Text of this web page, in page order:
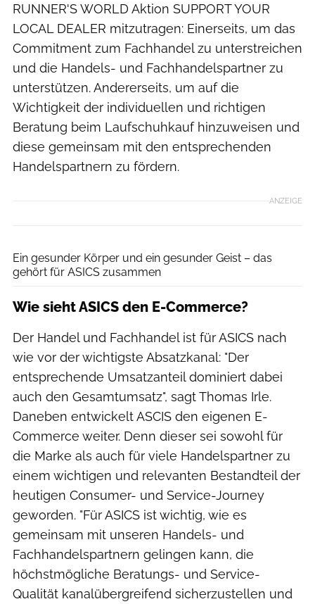
RUNNER'S WORLD Aktion SUPPORT YOUR
LOCAL DEALER mitzutragen: Einerseits, um das
Commitment zum Fachhandel zu unterstreichen
und die Handels- und Fachhandelspartner zu
unterstützen. Andererseits, um auf die
Wichtigkeit der individuellen und richtigen
Beratung beim Laufschuhkauf hinzuweisen und
diese gemeinsam mit den entsprechenden
Handelspartnern zu fördern.
ANZEIGE
Ein gesunder Körper und ein gesunder Geist – das
gehört für ASICS zusammen
Wie sieht ASICS den E-Commerce?
Der Handel und Fachhandel ist für ASICS nach
wie vor der wichtigste Absatzkanal: "Der
entsprechende Umsatzanteil dominiert dabei
auch den Gesamtumsatz", sagt Thomas Irle.
Daneben entwickelt ASCIS den eigenen E-
Commerce weiter. Denn dieser sei sowohl für
die Marke als auch für viele Handelspartner zu
einem wichtigen und relevanten Bestandteil der
heutigen Consumer- und Service-Journey
geworden. "Für ASICS ist wichtig, wie es
gemeinsam mit unseren Handels- und
Fachhandelspartnern gelingen kann, die
höchstmögliche Beratungs- und Service-
Qualität kanalübergreifend sicherzustellen und